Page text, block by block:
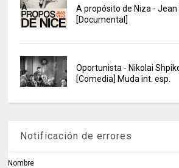
A propósito de Niza - Jean
[Documental]
Oportunista - Nikolai
[Comedia] Muda int. esp.
Notificación de errores
Nombre